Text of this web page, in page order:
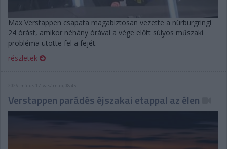
Max Verstappen csapata magabiztosan vezette a nürburgringi
24 órást, amikor néhány órával a vége előtt súlyos műszaki
probléma ütötte fel a fejét.
részletek
2026. május 17. vasárnap, 08:45
Verstappen parádés éjszakai etappal az élen